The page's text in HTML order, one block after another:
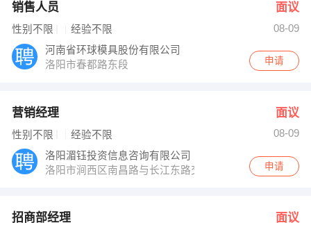
销售人员 面议
性别不限 经验不限
08-09
河南省环球模具股份有限公司
洛阳市春都路东段
申请
营销经理 面议
性别不限 经验不限
08-09
洛阳湄钰投资信息咨询有限公司
洛阳市涧西区南昌路与长江东路交叉口东南角创展国际贵
申请
招商部经理 面议